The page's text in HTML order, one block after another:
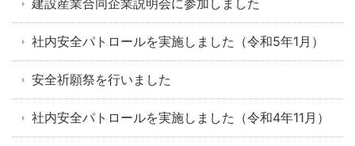
社内安全パトロールを実施しました（令和5年1月）
安全祈願祭を行いました
社内安全パトロールを実施しました（令和4年11月）